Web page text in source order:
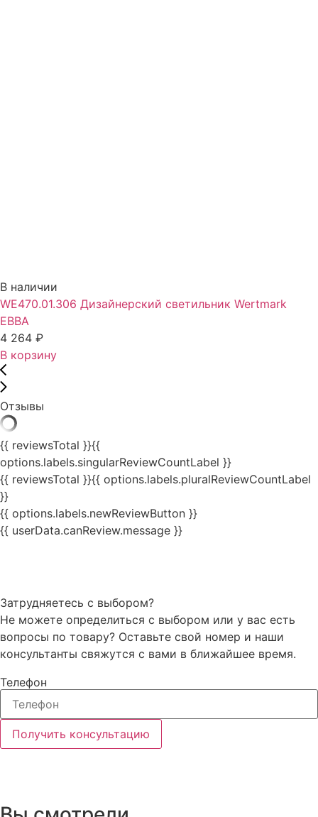
В наличии
WE470.01.306 Дизайнерский светильник Wertmark
EBBA
4 264 ₽
В корзину
Отзывы
{{ reviewsTotal }}{{
options.labels.singularReviewCountLabel }}
{{ reviewsTotal }}{{ options.labels.pluralReviewCountLabel
}}
{{ options.labels.newReviewButton }}
{{ userData.canReview.message }}
Затрудняетесь с выбором?
Не можете определиться с выбором или у вас есть
вопросы по товару? Оставьте свой номер и наши
консультанты свяжутся с вами в ближайшее время.
Телефон
Получить консультацию